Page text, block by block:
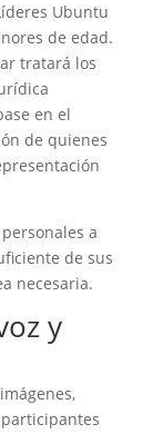
Ubuntu
de edad.
tratará los
en el
de quienes
a
de sus
necesaria.
y